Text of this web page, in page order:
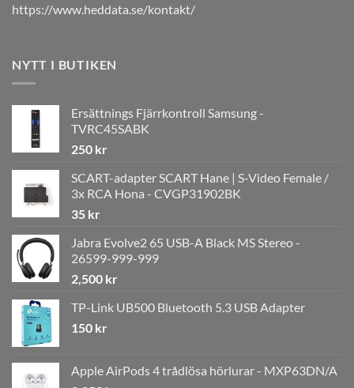
https://www.heddata.se/kontakt/
NYTT I BUTIKEN
Ersättnings Fjärrkontroll Samsung -
TVRC45SABK
250 kr
SCART-adapter SCART Hane | S-Video Female /
3x RCA Hona - CVGP31902BK
35 kr
Jabra Evolve2 65 USB-A Black MS Stereo -
26599-999-999
2,500 kr
TP-Link UB500 Bluetooth 5.3 USB Adapter
150 kr
Apple AirPods 4 trådlösa hörlurar - MXP63DN/A